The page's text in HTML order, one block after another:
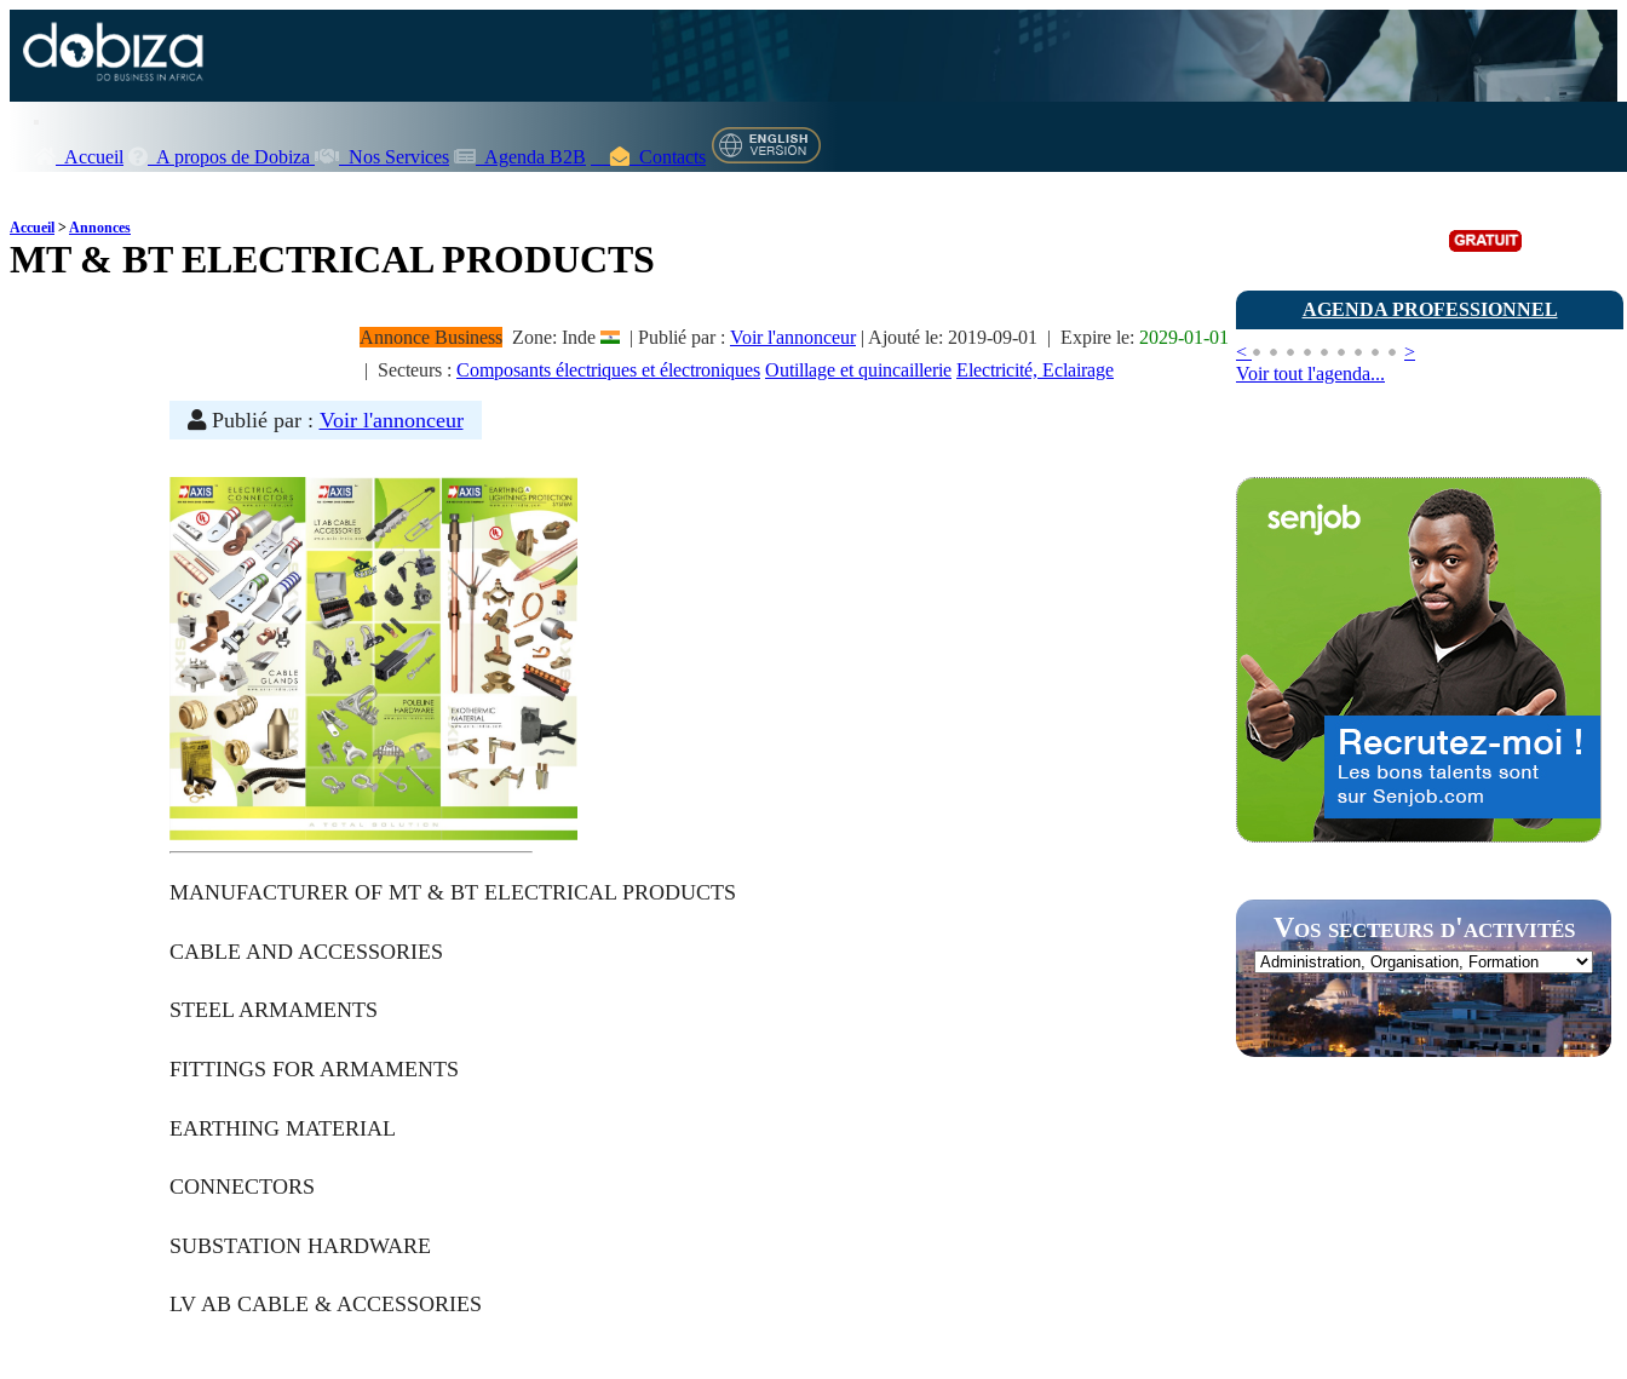
Accueil A propos de Dobiza Nos Services Agenda B2B Contacts
AGENDA PROFESSIONNEL
<
>
Voir tout l'agenda...
Vos secteurs d'activités
Accueil >Annonces
MT & BT ELECTRICAL PRODUCTS
Annonce Business Zone: Inde | Publié par : Voir l'annonceur | Ajouté le: 2019-09-01 | Expire le: 2029-01-01
| Secteurs : Composants électriques et électroniques Outillage et quincaillerie Electricité, Eclairage
Publié par : Voir l'annonceur
MANUFACTURER OF MT & BT ELECTRICAL PRODUCTS
CABLE AND ACCESSORIES
STEEL ARMAMENTS
FITTINGS FOR ARMAMENTS
EARTHING MATERIAL
CONNECTORS
SUBSTATION HARDWARE
LV AB CABLE & ACCESSORIES